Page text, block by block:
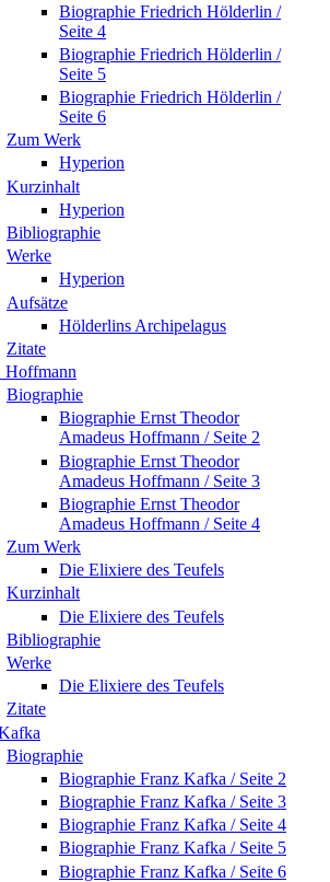
Biographie Friedrich Hölderlin /
Seite 4
Biographie Friedrich Hölderlin /
Seite 5
Biographie Friedrich Hölderlin /
Seite 6
Zum Werk
Hyperion
Kurzinhalt
Hyperion
Bibliographie
Werke
Hyperion
Aufsätze
Hölderlins Archipelagus
Zitate
Hoffmann
Biographie
Biographie Ernst Theodor
Amadeus Hoffmann / Seite 2
Biographie Ernst Theodor
Amadeus Hoffmann / Seite 3
Biographie Ernst Theodor
Amadeus Hoffmann / Seite 4
Zum Werk
Die Elixiere des Teufels
Kurzinhalt
Die Elixiere des Teufels
Bibliographie
Werke
Die Elixiere des Teufels
Zitate
Biographie
Biographie Franz Kafka / Seite 2
Biographie Franz Kafka / Seite 3
Biographie Franz Kafka / Seite 4
Biographie Franz Kafka / Seite 5
Biographie Franz Kafka / Seite 6